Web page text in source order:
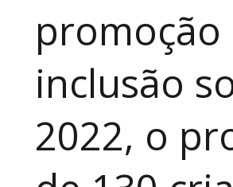
promoção
inclusão
2022, o